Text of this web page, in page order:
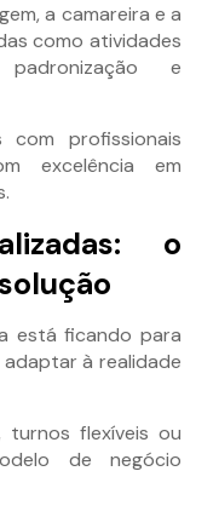
a camareira e a
como atividades
e
profissionais
excelência em
o
está ficando para
à realidade
turnos flexíveis ou
de negócio